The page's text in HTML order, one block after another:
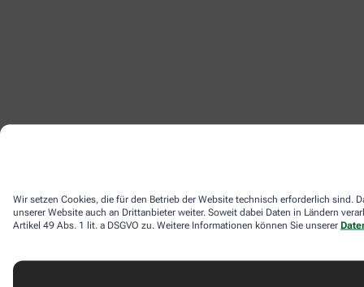
Wir setzen Cookies, die für den Betrieb der Website technisch erforderlich sind.
unserer Website auch an Drittanbieter weiter. Soweit dabei Daten in Ländern
Artikel 49 Abs. 1 lit. a DSGVO zu. Weitere Informationen können Sie unserer